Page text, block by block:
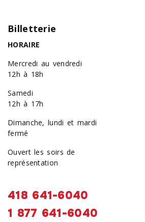
Billetterie
HORAIRE
Mercredi au vendredi
12h à 18h
Samedi
12h à 17h
Dimanche, lundi et mardi
fermé
Ouvert les soirs de
représentation
418 641-6040
1 877 641-6040